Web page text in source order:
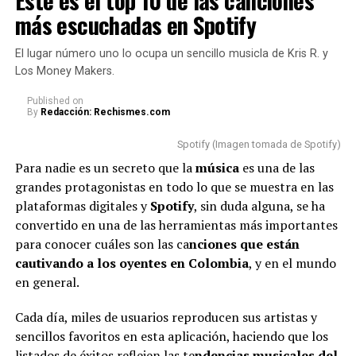
faltas de respeto
Como era de esperarse, los internautas no tardaron en
reaccionar en redes sociales y opinar sobre las razones
por las cuales
Cabe aclarar que, en medio del concierto, la famosa
se debía a la emoción que estaba viviendo junto a
ellos.
“Me siento supremamente
agradecida por el amor que me
dan siempre. Siento que
cuando me paro en este
escenario, vivo una realidad
más escuchadas en Spotify
El lugar número uno lo ocupa un sencillo musicla de Kris R. y
Los Money Makers.
Published on
By Redacción: Rechismes.com
Spotify (Imagen tomada de Spotify)
Para nadie es un secreto que lamúsicaes una de las
grandes protagonistas en todo lo que se muestra en las
plataformas digitales ySpotify, sin duda alguna, se ha
convertido en una de las herramientas más importantes
para conocer cuáles son las canciones que están
cautivando a los oyentes en Colombia, y en el mundo
en general.
Cada día, miles de usuarios reproducen sus artistas y
sencillos favoritos en esta aplicación, haciendo que los